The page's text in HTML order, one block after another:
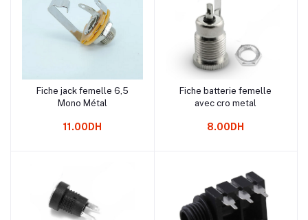
Ajouter au panier
Fiche jack femelle 6,5
Mono Métal
11.00DH
Ajouter au panier
Fiche batterie femelle
avec cro metal
8.00DH